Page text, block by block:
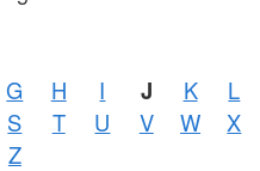
G H I J K
L
S T U V W
X
Z